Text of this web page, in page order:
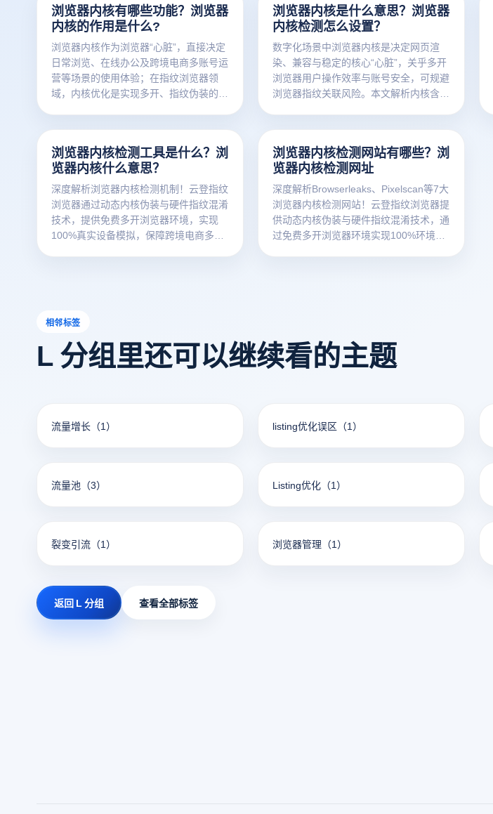
浏览器内核有哪些功能？浏览器
内核的作用是什么?
浏览器内核作为浏览器“心脏”，直接决定
日常浏览、在线办公及跨境电商多账号运
营等场景的使用体验；在指纹浏览器领
域，内核优化是实现多开、指纹伪装的核
浏览器内核是什么意思？浏览器
内核检测怎么设置？
数字化场景中浏览器内核是决定网页渲
染、兼容与稳定的核心“心脏”，关乎多开
浏览器用户操作效率与账号安全，可规避
浏览器指纹关联风险。本文解析内核含
浏览器内核检测工具是什么？浏
览器内核什么意思？
深度解析浏览器内核检测机制！云登指纹
浏览器通过动态内核伪装与硬件指纹混淆
技术，提供免费多开浏览器环境，实现
100%真实设备模拟，保障跨境电商多账
浏览器内核检测网站有哪些？浏
览器内核检测网址
深度解析Browserleaks、Pixelscan等7大
浏览器内核检测网站！云登指纹浏览器提
供动态内核伪装与硬件指纹混淆技术，通
过免费多开浏览器环境实现100%环境隐
相邻标签
L 分组里还可以继续看的主题
流量增长 （1） listing优化误区 （1）
流量池 （3） Listing优化 （1）
裂变引流 （1） 浏览器管理 （1）
返回 L 分组 查看全部标签